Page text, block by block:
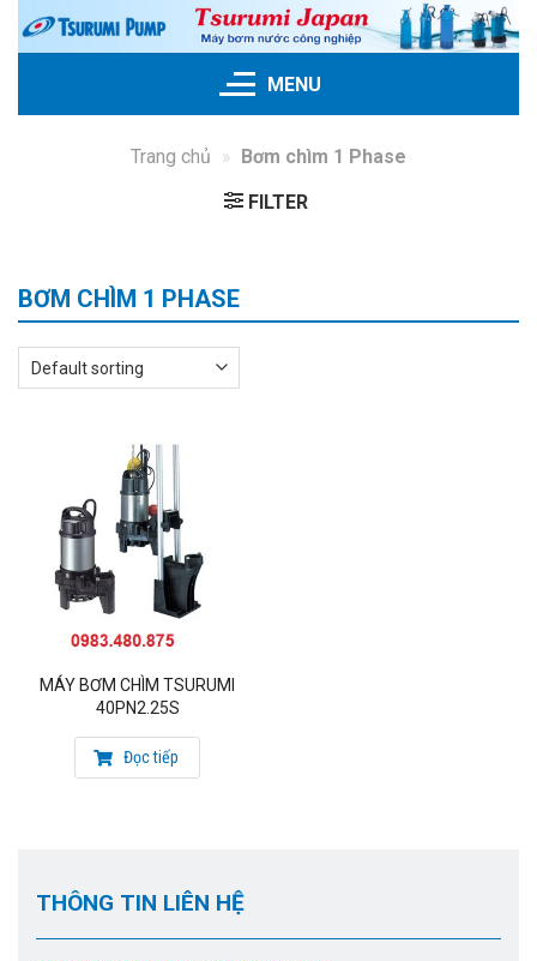
Skip
MENU
Trang chủ » Bơm chìm 1 Phase
FILTER
BƠM CHÌM 1 PHASE
MÁY BƠM CHÌM TSURUMI
40PN2.25S
Đọc tiếp
THÔNG TIN LIÊN HỆ